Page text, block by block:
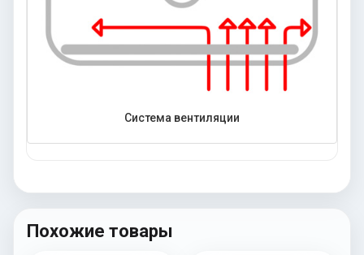
Система вентиляции
Похожие товары